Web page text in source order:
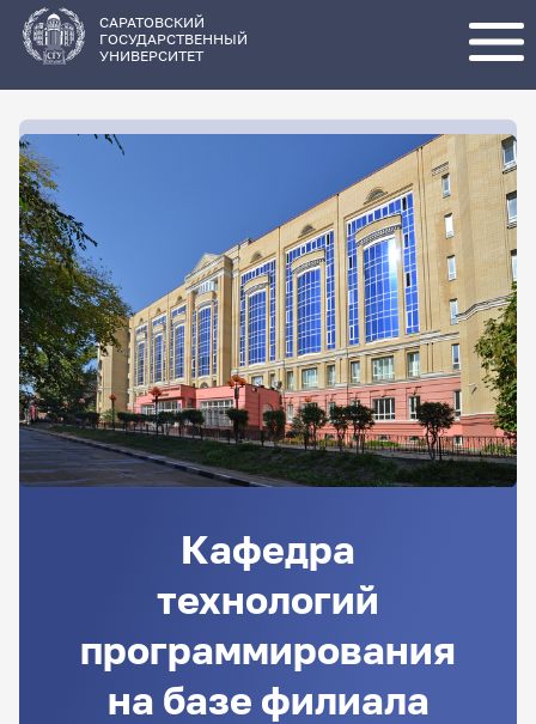
основному
содержанию
САРАТОВСКИЙ
ГОСУДАРСТВЕННЫЙ
УНИВЕРСИТЕТ
Кафедра
технологий
программирования
на базе филиала